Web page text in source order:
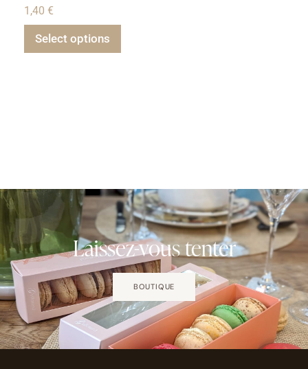
1,40 €
Select options
Laissez-vous tenter
BOUTIQUE